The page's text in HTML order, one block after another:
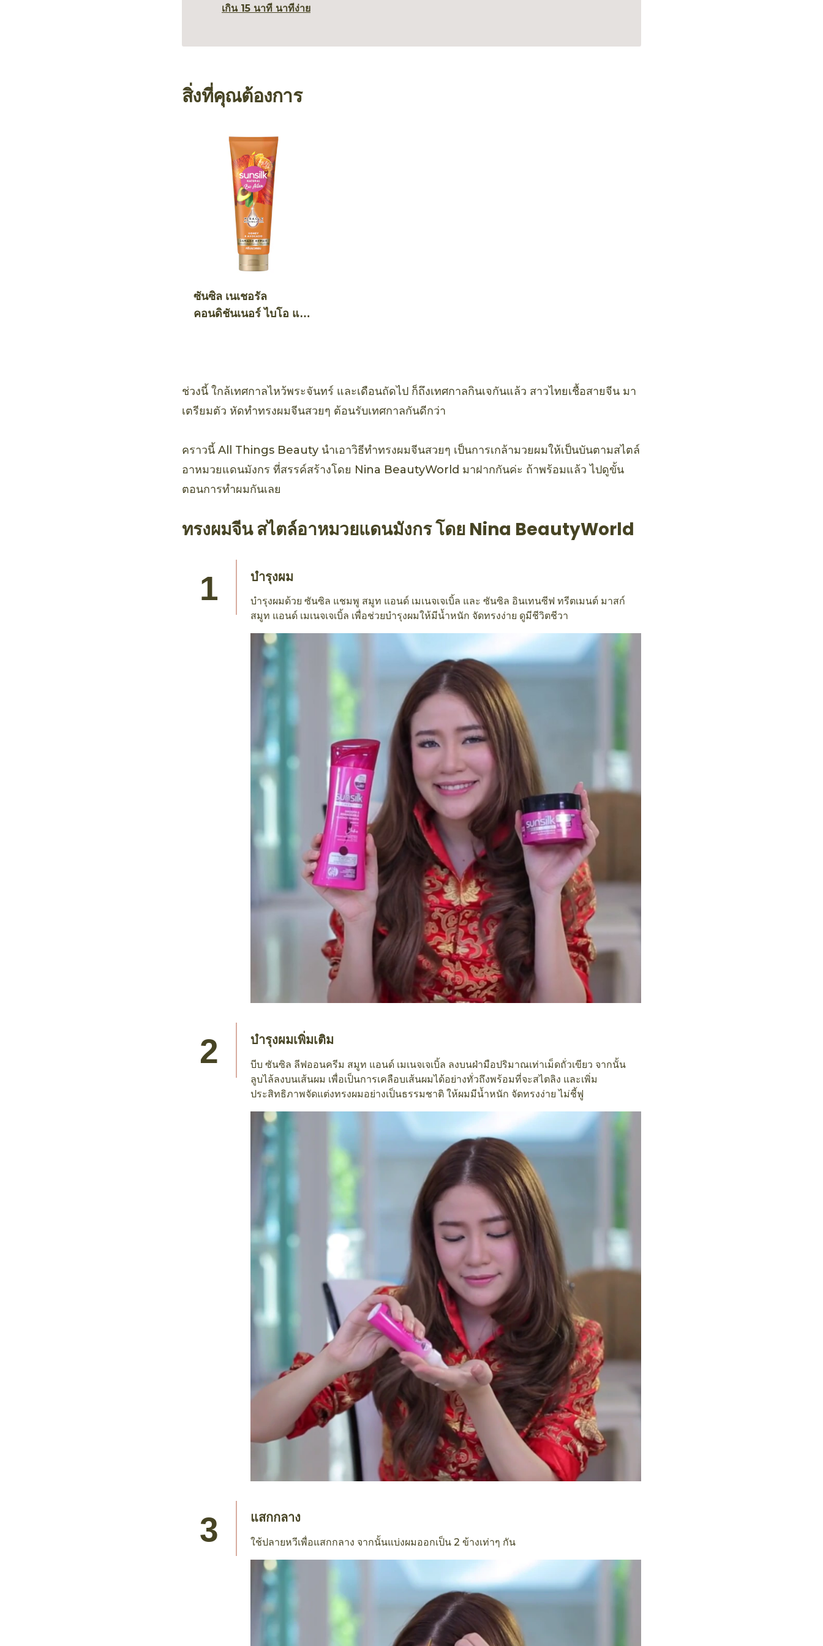
เกิน 15 นาที นาทีง่าย
สิ่งที่คุณต้องการ
ซันซิล เนเชอรัล
คอนดิชันเนอร์ ไบโอ แอ
ช่วงนี้ ใกล้เทศกาลไหว้พระจันทร์ และเดือนถัดไป ก็ถึงเทศกาลกินเจกันแล้ว สาวไทยเชื้อสายจีน มา
เตรียมตัว หัดทำทรงผมจีนสวยๆ ต้อนรับเทศกาลกันดีกว่า
คราวนี้ All Things Beauty นำเอาวิธีทำทรงผมจีนสวยๆ เป็นการเกล้ามวยผมให้เป็นบันตามสไตล์
อาหมวยแดนมังกร ที่สรรค์สร้างโดย Nina BeautyWorld มาฝากกันค่ะ ถ้าพร้อมแล้ว ไปดูขั้น
ตอนการทำผมกันเลย
ทรงผมจีน สไตล์อาหมวยแดนมังกร โดย Nina BeautyWorld
บำรุงผม
บำรุงผมด้วย ซันซิล แชมพู สมูท แอนด์ เมเนจเจเบิ้ล และ ซันซิล อินเทนซีฟ ทรีตเมนต์ มาสก์
สมูท แอนด์ เมเนจเจเบิ้ล เพื่อช่วยบำรุงผมให้มีน้ำหนัก จัดทรงง่าย ดูมีชีวิตชีวา
บำรุงผมเพิ่มเติม
บีบ ซันซิล ลีฟออนครีม สมูท แอนด์ เมเนจเจเบิ้ล ลงบนฝ่ามือปริมาณเท่าเม็ดถั่วเขียว จากนั้น
ลูบไล้ลงบนเส้นผม เพื่อเป็นการเคลือบเส้นผมได้อย่างทั่วถึงพร้อมที่จะสไตลิง และเพิ่ม
ประสิทธิภาพจัดแต่งทรงผมอย่างเป็นธรรมชาติ ให้ผมมีน้ำหนัก จัดทรงง่าย ไม่ชี้ฟู
แสกกลาง
ใช้ปลายหวีเพื่อแสกกลาง จากนั้นแบ่งผมออกเป็น 2 ข้างเท่าๆ กัน